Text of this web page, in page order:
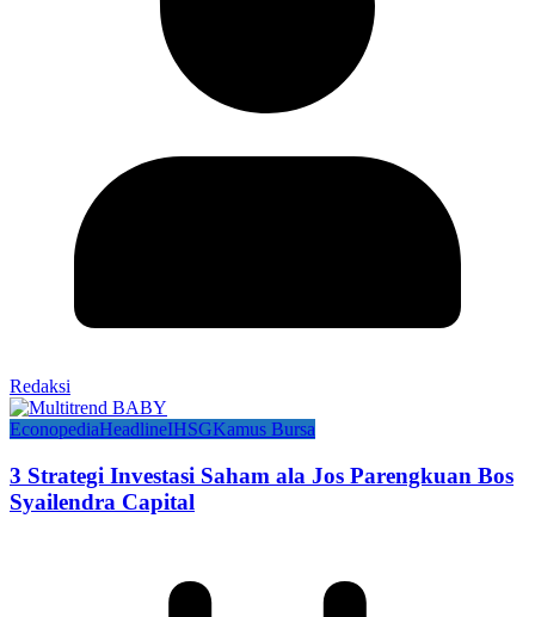
Redaksi
EconopediaHeadlineIHSGKamus Bursa
3 Strategi Investasi Saham ala Jos Parengkuan Bos
Syailendra Capital